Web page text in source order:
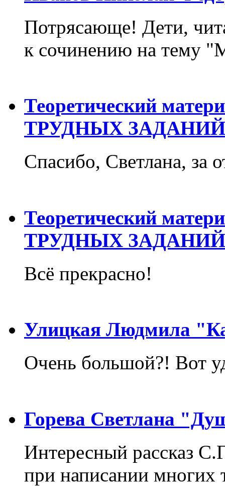
Потрясающе! Дети,
к сочинению на тему
Теоретический
ТРУДНЫХ
Спасибо, Светлана, за
Теоретический
ТРУДНЫХ
Всё прекрасно!
Улицкая Людмила
Очень большой?! Вот
Горева Светлана
Интересный рассказ
при написании многих